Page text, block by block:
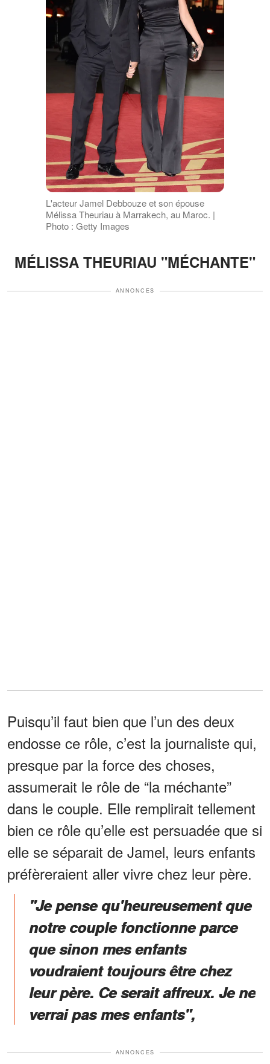
L'acteur Jamel Debbouze et son épouse
Mélissa Theuriau à Marrakech, au Maroc. |
Photo : Getty Images
MÉLISSA THEURIAU "MÉCHANTE"
ANNONCES
Puisqu’il faut bien que l’un des deux
endosse ce rôle, c’est la journaliste qui,
presque par la force des choses,
assumerait le rôle de “la méchante”
dans le couple. Elle remplirait tellement
bien ce rôle qu’elle est persuadée que si
elle se séparait de Jamel, leurs enfants
préfèreraient aller vivre chez leur père.
"Je pense qu'heureusement que
notre couple fonctionne parce
que sinon mes enfants
voudraient toujours être chez
leur père. Ce serait affreux. Je ne
verrai pas mes enfants",
ANNONCES